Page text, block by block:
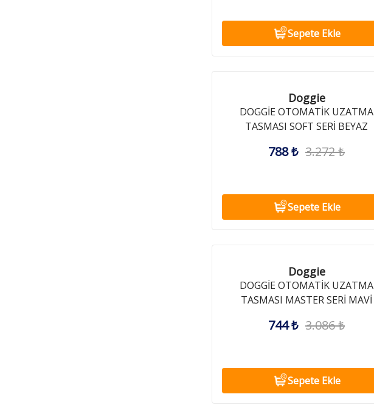
Sepete Ekle
Doggie
DOGGİE OTOMATİK UZATMA
TASMASI SOFT SERİ BEYAZ
788 ₺ 3.272 ₺
Sepete Ekle
Doggie
DOGGİE OTOMATİK UZATMA
TASMASI MASTER SERİ MAVİ
744 ₺ 3.086 ₺
Sepete Ekle